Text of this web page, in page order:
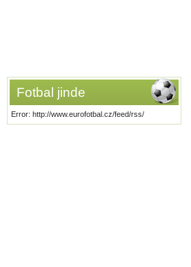
Fotbal jinde
Error: http://www.eurofotbal.cz/feed/rss/